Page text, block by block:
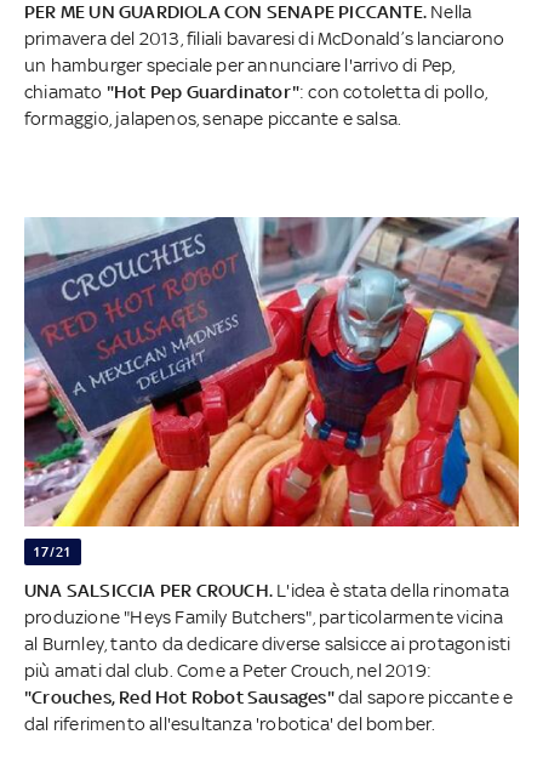
PER ME UN GUARDIOLA CON SENAPE PICCANTE. Nella
primavera del 2013, filiali bavaresi di McDonald’s lanciarono
un hamburger speciale per annunciare l'arrivo di Pep,
chiamato "Hot Pep Guardinator": con cotoletta di pollo,
formaggio, jalapenos, senape piccante e salsa.
17/21
UNA SALSICCIA PER CROUCH. L'idea è stata della rinomata
produzione "Heys Family Butchers", particolarmente vicina
al Burnley, tanto da dedicare diverse salsicce ai protagonisti
più amati dal club. Come a Peter Crouch, nel 2019:
"Crouches, Red Hot Robot Sausages"dal sapore piccante e
dal riferimento all'esultanza 'robotica' del bomber.